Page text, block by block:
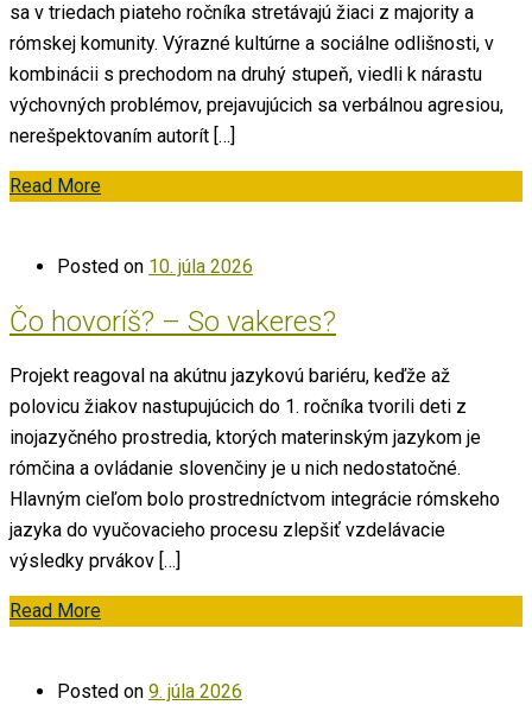
sa v triedach piateho ročníka stretávajú žiaci z majority a
rómskej komunity. Výrazné kultúrne a sociálne odlišnosti, v
kombinácii s prechodom na druhý stupeň, viedli k nárastu
výchovných problémov, prejavujúcich sa verbálnou agresiou,
nerešpektovaním autorít […]
Read More
Posted on 10. júla 2026
Čo hovoríš? – So vakeres?
Projekt reagoval na akútnu jazykovú bariéru, keďže až
polovicu žiakov nastupujúcich do 1. ročníka tvorili deti z
inojazyčného prostredia, ktorých materinským jazykom je
rómčina a ovládanie slovenčiny je u nich nedostatočné.
Hlavným cieľom bolo prostredníctvom integrácie rómskeho
jazyka do vyučovacieho procesu zlepšiť vzdelávacie
výsledky prvákov […]
Read More
Posted on 9. júla 2026